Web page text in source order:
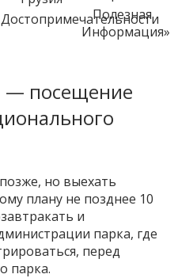
Достопримечательности
Полезная
Информация»
— посещение
но выехать
плану не позднее 10
и
парка, где
перед
парка.